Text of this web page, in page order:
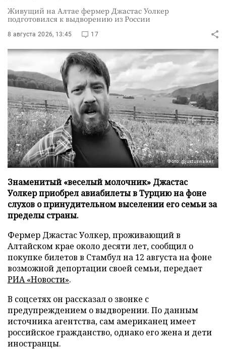
Живущий на Алтае фермер Джастас Уолкер
подготовился к выдворению из России
8 августа 2026, 13:45 17
Фото: @justuswalker
Знаменитый «веселый молочник» Джастас
Уолкер приобрел авиабилеты в Турцию на фоне
слухов о принудительном выселении его семьи за
пределы страны.
Фермер Джастас Уолкер, проживающий в
Алтайском крае около десяти лет, сообщил о
покупке билетов в Стамбул на 12 августа на фоне
возможной депортации своей семьи, передает
РИА «Новости».
В соцсетях он рассказал о звонке с
предупреждением о выдворении. По данным
источника агентства, сам американец имеет
российское гражданство, однако его жена и дети
иностранцы.